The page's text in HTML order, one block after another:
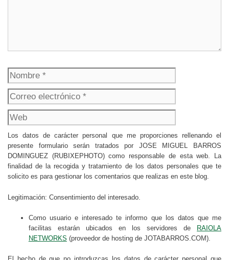
Nombre
electrónico
Los datos de carácter personal que me proporciones rellenando el
presente formulario serán tratados por JOSE MIGUEL BARROS
DOMINGUEZ (RUBIXEPHOTO) como responsable de esta web. La
finalidad de la recogida y tratamiento de los datos personales que te
solicito es para gestionar los comentarios que realizas en este blog.
Legitimación: Consentimiento del interesado.
Como usuario e interesado te informo que los datos que me
facilitas estarán ubicados en los servidores de
RAIOLA
NETWORKS (proveedor de hosting de JOTABARROS.COM).